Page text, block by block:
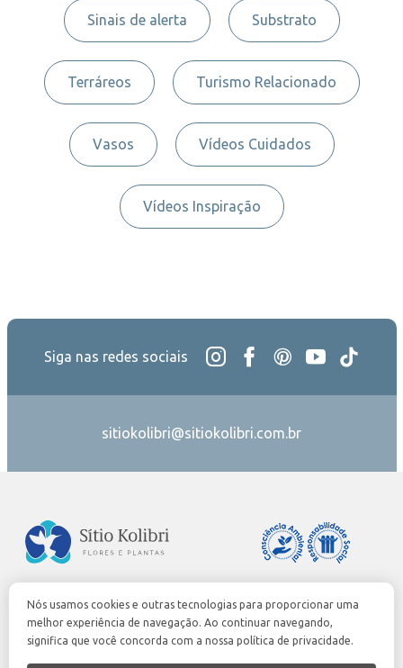
Sinais de alerta Substrato
Terráreos Turismo Relacionado
Vasos Vídeos Cuidados
Vídeos Inspiração
Siga nas redes sociais
sitiokolibri@sitiokolibri.com.br
0300-7758955
sac@cvh.com
veiling.com.br
Nós usamos cookies e outras tecnologias para proporcionar uma
melhor experiência de navegação. Ao continuar navegando,
significa que você concorda com a nossa política de privacidade.